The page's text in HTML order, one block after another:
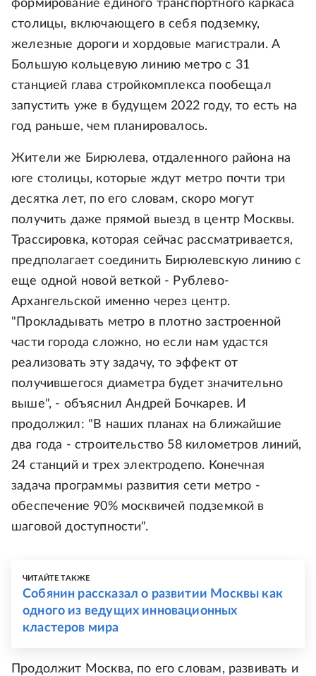
формирование единого транспортного каркаса
столицы, включающего в себя подземку,
железные дороги и хордовые магистрали. А
Большую кольцевую линию метро с 31
станцией глава стройкомплекса пообещал
запустить уже в будущем 2022 году, то есть на
год раньше, чем планировалось.
Жители же Бирюлева, отдаленного района на
юге столицы, которые ждут метро почти три
десятка лет, по его словам, скоро могут
получить даже прямой выезд в центр Москвы.
Трассировка, которая сейчас рассматривается,
предполагает соединить Бирюлевскую линию с
еще одной новой веткой - Рублево-
Архангельской именно через центр.
"Прокладывать метро в плотно застроенной
части города сложно, но если нам удастся
реализовать эту задачу, то эффект от
получившегося диаметра будет значительно
выше", - объяснил Андрей Бочкарев. И
продолжил: "В наших планах на ближайшие
два года - строительство 58 километров линий,
24 станций и трех электродепо. Конечная
задача программы развития сети метро -
обеспечение 90% москвичей подземкой в
шаговой доступности".
ЧИТАЙТЕ ТАКЖЕ
Собянин рассказал о развитии Москвы как
одного из ведущих инновационных
кластеров мира
Продолжит Москва, по его словам, развивать и